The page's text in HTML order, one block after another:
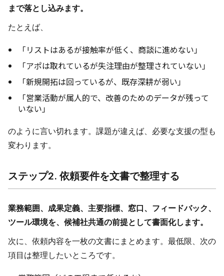
まで落とし込みます。
たとえば、
「リストはあるが接触率が低く、商談に進めない」
「アポは取れているが失注理由が整理されていない」
「新規開拓は回っているが、既存深耕が弱い」
「営業活動が属人的で、改善のためのデータが残って
いない」
のように言い切れます。課題が違えば、必要な支援の型も
変わります。
ステップ2. 依頼要件を文書で整理する
業務範囲、成果定義、主要指標、窓口、フィードバック、
ツール環境を、候補社共通の前提として書面化します。
次に、依頼内容を一枚の文書にまとめます。最低限、次の
項目は整理したいところです。